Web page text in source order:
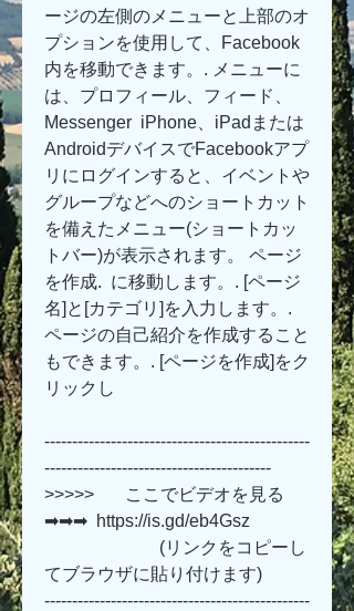
ージの左側のメニューと上部のオ
プションを使用して、Facebook
内を移動できます。. メニューに
は、プロフィール、フィード、
Messenger  iPhone、iPadまたは
AndroidデバイスでFacebookアプ
リにログインすると、イベントや
グループなどへのショートカット
を備えたメニュー(ショートカッ
トバー)が表示されます。 ページ
を作成.  に移動します。. [ページ
名]と[カテゴリ]を入力します。.
ページの自己紹介を作成すること
もできます。. [ページを作成]をク
リックし
------------------------------------------------
-----------------------------------------
>>>>>       ここでビデオを見る
➡➡➡  https://is.gd/eb4Gsz
てブラウザに貼り付けます)
------------------------------------------------